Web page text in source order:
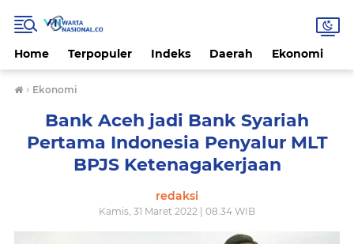
Home Terpopuler Indeks Daerah Ekonomi
› Ekonomi
Bank Aceh jadi Bank Syariah
Pertama Indonesia Penyalur MLT
BPJS Ketenagakerjaan
redaksi
Kamis, 31 Maret 2022 | 08.34 WIB